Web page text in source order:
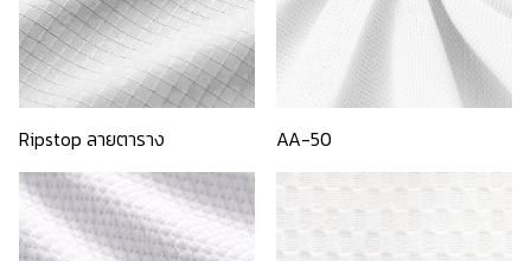
Ripstop ลายตาราง AA-50